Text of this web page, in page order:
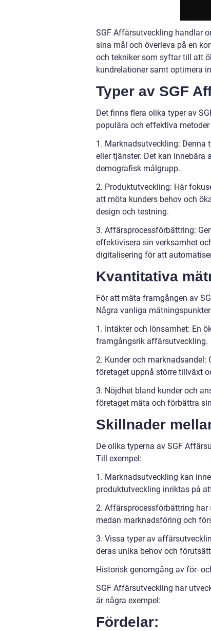
SGF Affärsutveckling handlar
sina mål och överleva på en
och tekniker som syftar till att
kundrelationer samt optimera
Typer av SGF
Det finns flera olika typer av
populära och effektiva
1. Marknadsutveckling:
eller tjänster. Det kan innebära
demografisk målgrupp.
2. Produktutveckling: Här
att möta kunders behov och
design och testning.
3. Affärsprocessförbättring:
effektivisera sin verksamhet
digitalisering för att
Kvantitativa
För att mäta framgången av
Några vanliga
1. Intäkter och lönsamhet: En
framgångsrik affärsutveckling.
2. Kunder och marknadsandel:
företaget uppnå större tillväxt
3. Nöjdhet bland kunder och
företaget mäta och förbättra
Skillnader
De olika typerna av SGF
Till exempel:
1. Marknadsutveckling kan
produktutveckling inriktas på
2. Affärsprocessförbättring har
medan marknadsföring och
3. Vissa typer av
deras unika behov och
Historisk genomgång av för-
SGF Affärsutveckling har
är några exempel:
Fördelar: